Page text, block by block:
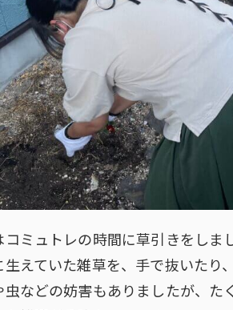
コミュトレの時間に草引きをしま
生えていた雑草を、手で抜いたり
虫などの妨害もありましたが、た